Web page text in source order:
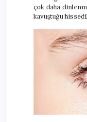
çok daha
kavuştuğu